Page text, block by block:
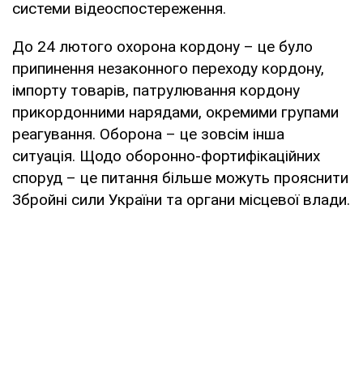
системи відеоспостереження.
До 24 лютого охорона кордону – це було
припинення незаконного переходу кордону,
імпорту товарів, патрулювання кордону
прикордонними нарядами, окремими групами
реагування. Оборона – це зовсім інша
ситуація. Щодо оборонно-фортифікаційних
споруд – це питання більше можуть прояснити
Збройні сили України та органи місцевої влади.